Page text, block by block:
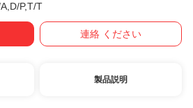
P,T/T
連絡 ください
製品説明